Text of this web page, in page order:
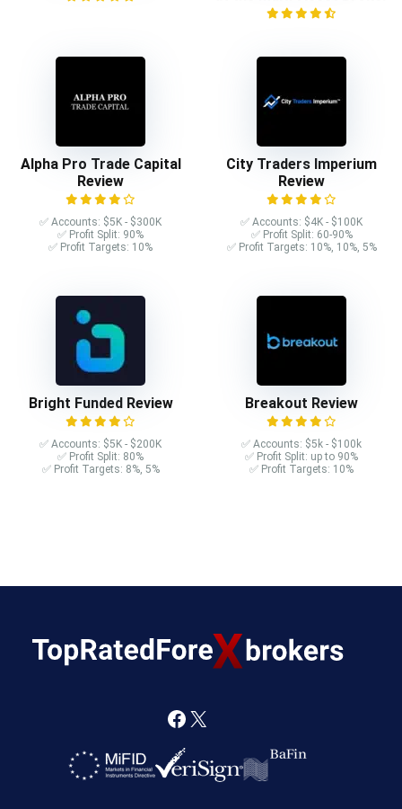
Alpha Pro Trade Capital
Review
✅ Accounts: $5K - $300K
✅ Profit Split: 90%
✅ Profit Targets: 10%
City Traders Imperium
Review
✅ Accounts: $4K - $100K
✅ Profit Split: 60-90%
✅ Profit Targets: 10%, 10%, 5%
Bright Funded Review
✅ Accounts: $5K - $200K
✅ Profit Split: 80%
✅ Profit Targets: 8%, 5%
Breakout Review
✅ Accounts: $5k - $100k
✅ Profit Split: up to 90%
✅ Profit Targets: 10%
F
a
X